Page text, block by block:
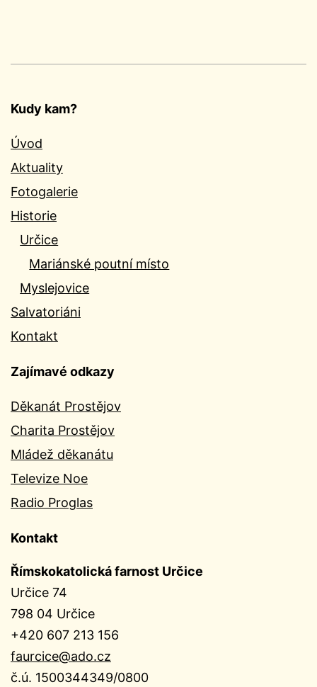
Kudy kam?
Úvod
Aktuality
Fotogalerie
Historie
Určice
Mariánské poutní místo
Myslejovice
Salvatoriáni
Kontakt
Zajímavé odkazy
Děkanát Prostějov
Charita Prostějov
Mládež děkanátu
Televize Noe
Radio Proglas
Kontakt
Římskokatolická farnost Určice
Určice 74
798 04 Určice
+420 607 213 156
faurcice@ado.cz
č.ú. 1500344349/0800